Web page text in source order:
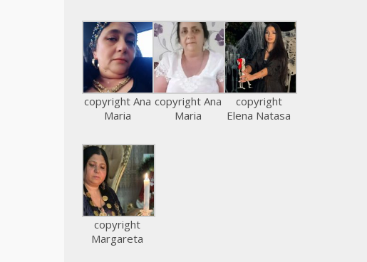
copyright Ana
Maria
copyright Ana
Maria
copyright
Elena Natasa
copyright
Margareta